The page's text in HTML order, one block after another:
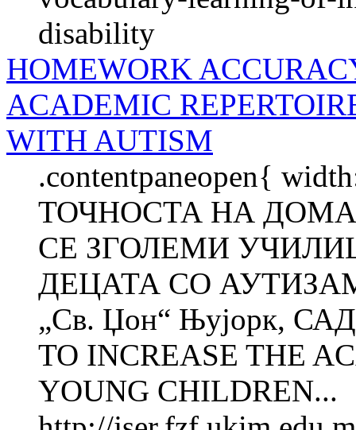
disability
HOMEWORK
ACADEMIC
WITH AUTISM
.contentpaneopen{
ТОЧНОСТА НА
СЕ ЗГОЛЕМИ
ДЕЦАТА СО АУТИЗАМ
„Св. Џон“ Њујорк,
TO INCREASE THE
YOUNG CHILDREN...